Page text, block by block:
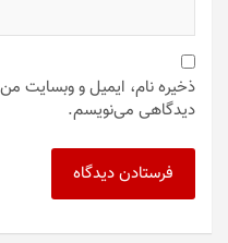
ذخیره نام، ایمیل و وبسایت من
دیدگاهی می‌نویسم.